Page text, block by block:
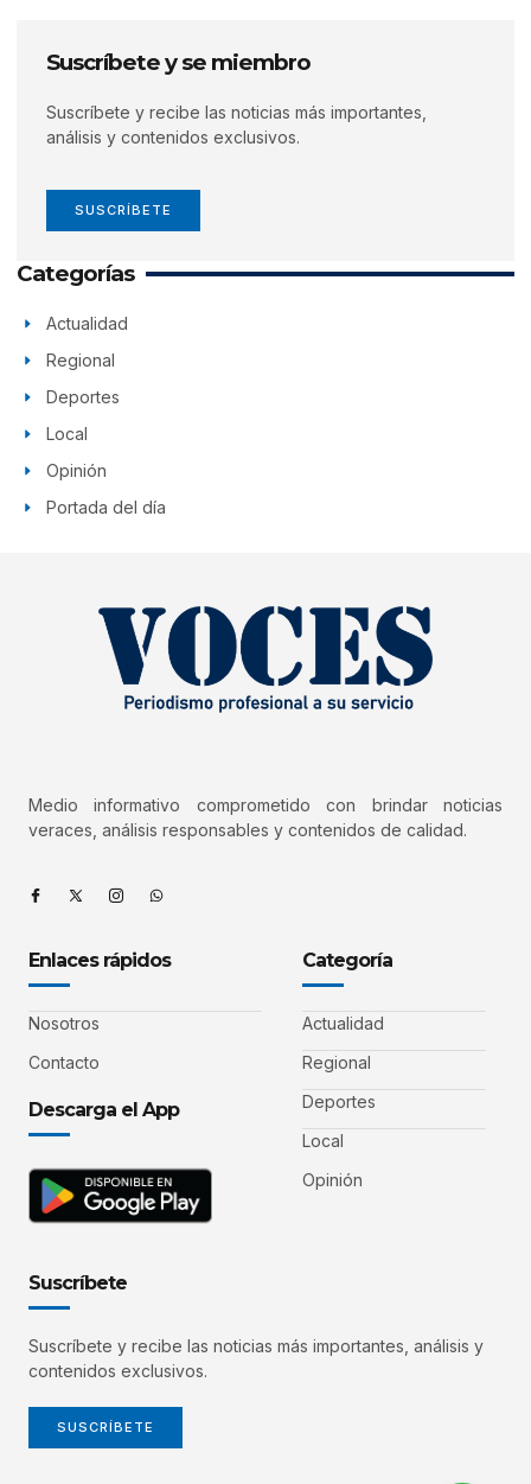
Suscríbete y se miembro
Suscríbete y recibe las noticias más importantes,
análisis y contenidos exclusivos.
SUSCRÍBETE
Categorías
Actualidad
Regional
Deportes
Local
Opinión
Portada del día
Medio informativo comprometido con brindar noticias
veraces, análisis responsables y contenidos de calidad.
Enlaces rápidos
Nosotros
Contacto
Descarga el App
Categoría
Actualidad
Regional
Deportes
Local
Opinión
Suscríbete
Suscríbete y recibe las noticias más importantes, análisis y
contenidos exclusivos.
SUSCRÍBETE